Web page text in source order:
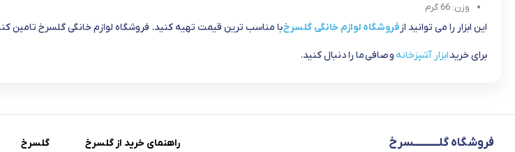
وزن: 66 گرم
این ابزار را می توانید از فروشگاه لوازم خانگی گلسرخبا مناسب ترین قیمت تهیه کنید. فروشگاه لوازم خانگی گلسرخ تامین
برای خریدابزار آشپزخانه و صافی ما را دنبال کنید.
فروشگاه گلــــــــــــسرخ راهنمای خرید از گلسرخ گلسرخ